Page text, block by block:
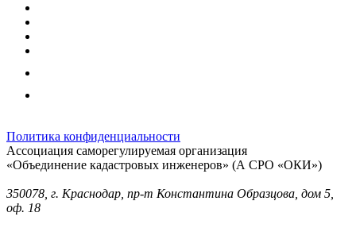
Политика конфиденциальности
Ассоциация саморегулируемая организация
«Объединение кадастровых инженеров» (А СРО «ОКИ»)
350078, г. Краснодар, пр-т Константина Образцова, дом 5,
оф. 18